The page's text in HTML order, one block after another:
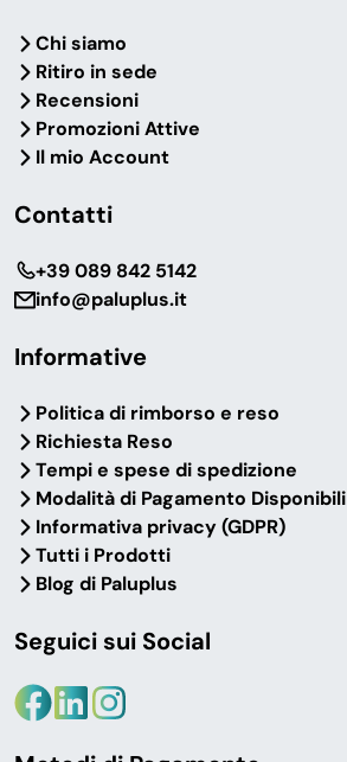
Chi siamo
Ritiro in sede
Recensioni
Promozioni Attive
Il mio Account
Contatti
‎+39 089 842 5142
info@paluplus.it
Informative
Politica di rimborso e reso
Richiesta Reso
Tempi e spese di spedizione
Modalità di Pagamento Disponibili
Informativa privacy (GDPR)
Tutti i Prodotti
Blog di Paluplus
Seguici sui Social